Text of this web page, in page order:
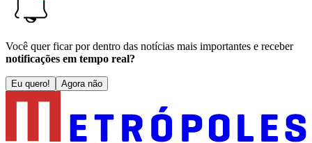
Você quer ficar por dentro das notícias mais importantes e receber
notificações em tempo real?
Eu quero! Agora não